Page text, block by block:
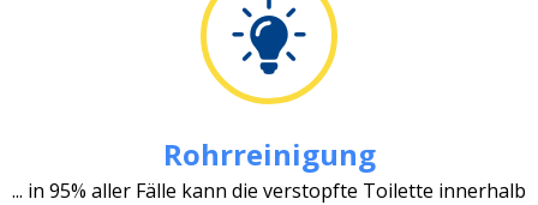
Rohrreinigung
... in 95% aller Fälle kann die verstopfte Toilette innerhalb